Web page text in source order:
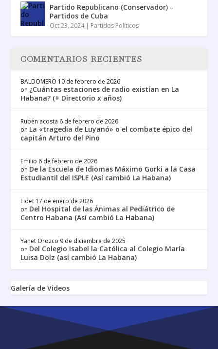
Partido Republicano (Conservador) –
Partidos de Cuba
Oct 23, 2024| Partidos Políticos
COMENTARIOS RECIENTES
BALDOMERO 10 de febrero de 2026
on ¿Cuántas estaciones de radio existían en La
Habana? (+ Directorio x años)
Rubén acosta 6 de febrero de 2026
on La «tragedia de Luyanó» o el combate épico del
capitán Arturo del Pino
Emilio 6 de febrero de 2026
on De la Escuela de Idiomas Máximo Gorki a la Casa
Estudiantil del ISPLE (Así cambió La Habana)
Lidet 17 de enero de 2026
on Del Hospital de las Ánimas al Pediátrico de
Centro Habana (Así cambió La Habana)
Yanet Orozco 9 de diciembre de 2025
on Del Colegio Isabel la Católica al Colegio María
Luisa Dolz (así cambió La Habana)
Galería de Videos